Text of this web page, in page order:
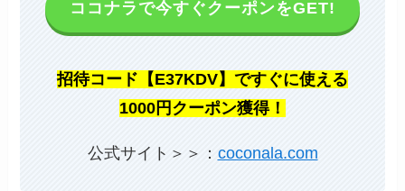
ココナラで今すぐクーポンをGET!
招待コード【E37KDV】ですぐに使える
1000円クーポン獲得！
公式サイト＞＞： coconala.com